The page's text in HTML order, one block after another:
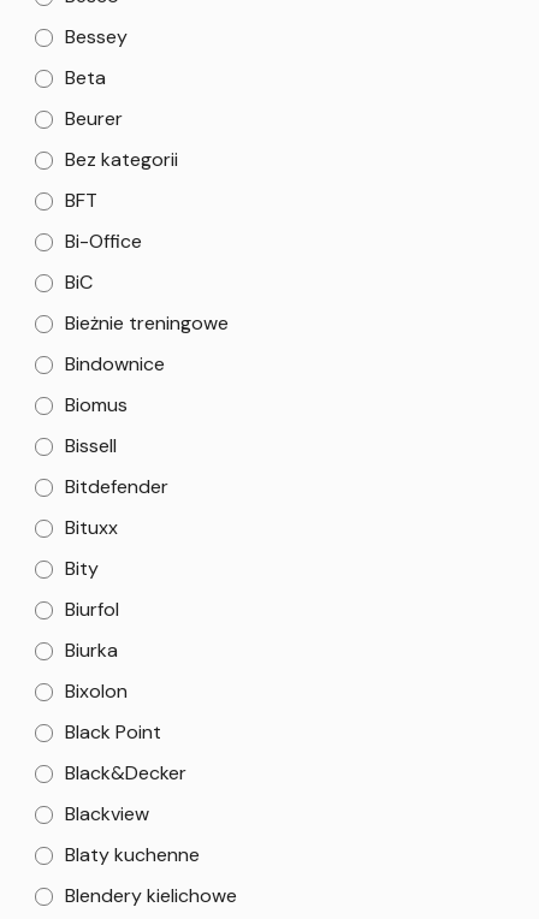
Bessey
Beta
Beurer
Bez kategorii
BFT
Bi-Office
BiC
Bieżnie treningowe
Bindownice
Biomus
Bissell
Bitdefender
Bituxx
Bity
Biurfol
Biurka
Bixolon
Black Point
Black&Decker
Blackview
Blaty kuchenne
Blendery kielichowe